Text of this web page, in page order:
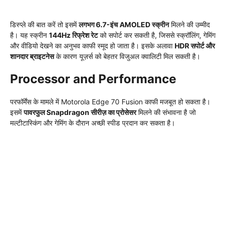
डिस्प्ले की बात करें तो इसमेंलगभग 6.7-इंच AMOLED स्क्रीनमिलने की उम्मीद
है। यह स्क्रीन 144Hz रिफ्रेश रेटको सपोर्ट कर सकती है, जिससे स्क्रॉलिंग, गेमिंग
और वीडियो देखने का अनुभव काफी स्मूद हो जाता है। इसके अलावाHDR सपोर्ट और
शानदार ब्राइटनेसके कारण यूज़र्स को बेहतर विजुअल क्वालिटी मिल सकती है।
Processor and Performance
परफॉर्मेंस के मामले में Motorola Edge 70 Fusion काफी मजबूत हो सकता है।
इसमेंपावरफुल Snapdragon सीरीज़ का प्रोसेसरमिलने की संभावना है जो
मल्टीटास्किंग और गेमिंग के दौरान अच्छी स्पीड प्रदान कर सकता है।